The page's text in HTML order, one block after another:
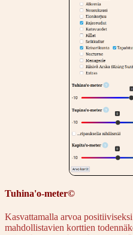
Tuhina'o-meter©
Kasvattamalla arvoa
mahdollistavien korttien